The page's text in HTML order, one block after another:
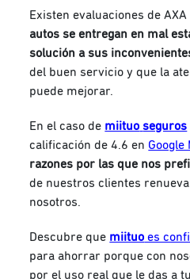
Existen evaluaciones de AXA
autos se entregan en mal
solución a sus
del buen servicio y que la
puede mejorar.
En el caso de miituo seguros
calificación de 4.6 en Google
razones por las que nos
de nuestros clientes
nosotros.
Descubre que miituo es
para ahorrar porque con
por el uso real que le das a